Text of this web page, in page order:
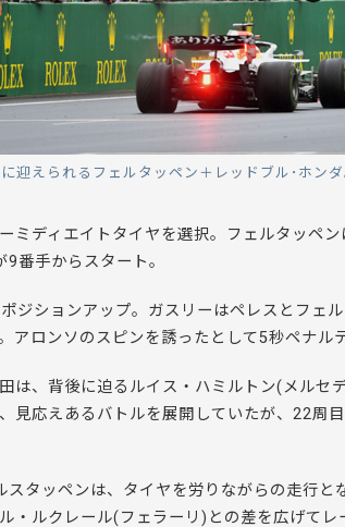
迎えられるフェルタッペン＋レッドブル･ホンダ
ミディエイトタイヤを選択。フェルタッペ
番手からスタート。
ジションアップ。ガスリーはペレスとフェ
アロンソのスピンを誘ったとして5秒ペナル
は、背後に迫るルイス・ハミルトン(メルセ
見応えあるバトルを展開していたが、22周
スタッペンは、タイヤを労りながらの走行
・ルクレール(フェラーリ)との差を広げてレ